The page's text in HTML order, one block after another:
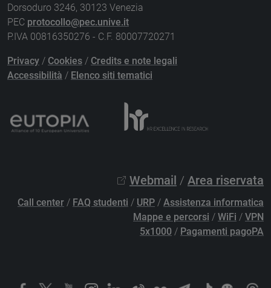
Dorsoduro 3246, 30123 Venezia
PEC protocollo@pec.unive.it
P.IVA 00816350276 - C.F. 80007720271
Privacy / Cookies / Credits e note legali
Accessibilità / Elenco siti tematici
Webmail / Area riservata
Call center / FAQ studenti / URP / Assistenza informatica
Mappe e percorsi / WiFi / VPN
5x1000 / Pagamenti pagoPA